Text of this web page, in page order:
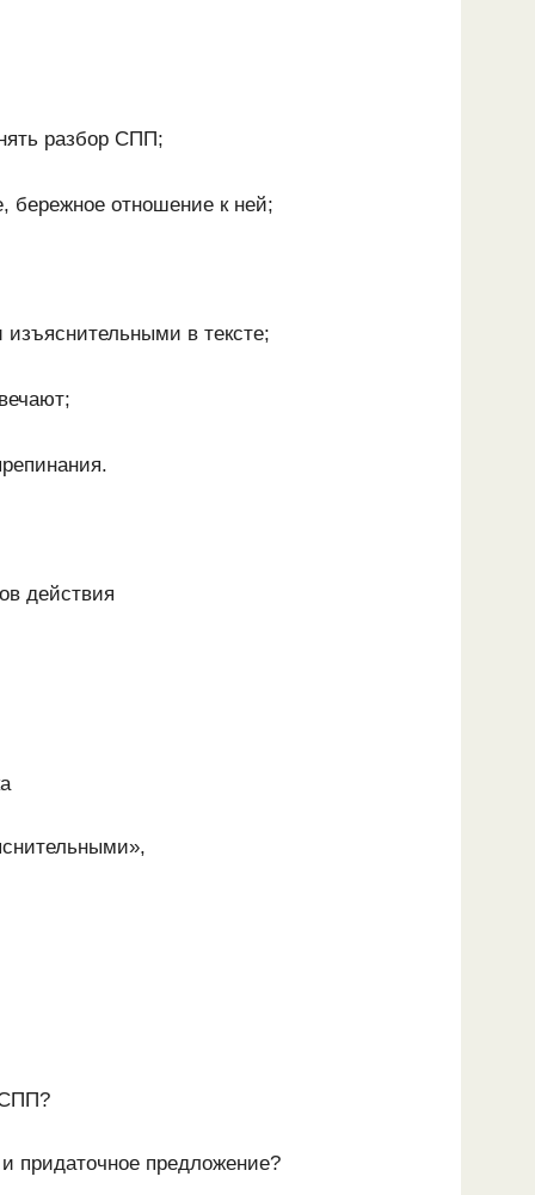
разбор СПП;
бережное отношение к ней;
изъяснительными в тексте;
действия
придаточное предложение?